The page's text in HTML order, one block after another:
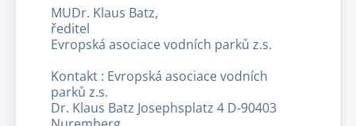
MUDr. Klaus Batz,
ředitel
Evropská asociace vodních parků z.s.
Kontakt : Evropská asociace vodních
parků z.s.
Dr. Klaus Batz Josephsplatz 4 D-90403